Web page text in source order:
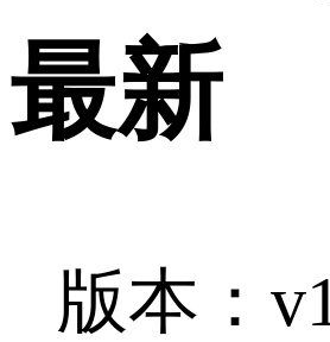
最新
版本：